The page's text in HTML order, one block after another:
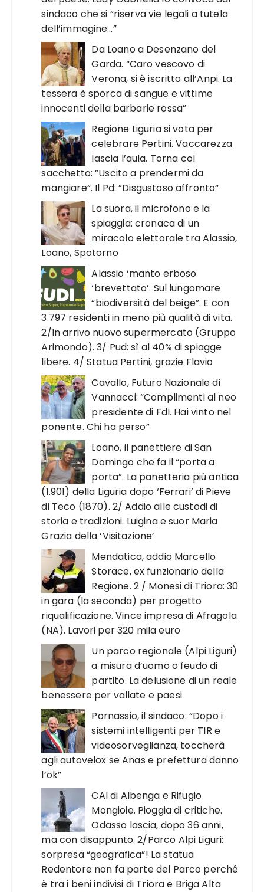
sindaco che si “riserva vie legali a tutela
dell’immagine…”
Da Loano a Desenzano del
Garda. “Caro vescovo di
Verona, si è iscritto all’Anpi. La
tessera è sporca di sangue e vittime
innocenti della barbarie rossa”
Regione Liguria si vota per
celebrare Pertini. Vaccarezza
lascia l’aula. Torna col
sacchetto: ”Uscito a prendermi da
mangiare“. Il Pd: ”Disgustoso affronto“
La suora, il microfono e la
spiaggia: cronaca di un
miracolo elettorale tra Alassio,
Loano, Spotorno
Alassio ‘manto erboso
‘brevettato’. Sul lungomare
“biodiversità del beige”. E con
3.797 residenti in meno più qualità di vita.
2/In arrivo nuovo supermercato (Gruppo
Arimondo). 3/ Pud: sì al 40% di spiagge
libere. 4/ Statua Pertini, grazie Flavio
Cavallo, Futuro Nazionale di
Vannacci: “Complimenti al neo
presidente di FdI. Hai vinto nel
ponente. Chi ha perso”
Loano, il panettiere di San
Domingo che fa il “porta a
porta”. La panetteria più antica
(1.901) della Liguria dopo ‘Ferrari’ di Pieve
di Teco (1870). 2/ Addio alle custodi di
storia e tradizioni. Luigina e suor Maria
Grazia della ‘Visitazione’
Mendatica, addio Marcello
Storace, ex funzionario della
Regione. 2 / Monesi di Triora: 30
in gara (la seconda) per progetto
riqualificazione. Vince impresa di Afragola
(NA). Lavori per 320 mila euro
Un parco regionale (Alpi Liguri)
a misura d’uomo o feudo di
partito. La delusione di un reale
benessere per vallate e paesi
Pornassio, il sindaco: “Dopo i
sistemi intelligenti per TIR e
videosorveglianza, toccherà
agli autovelox se Anas e prefettura danno
l’ok”
CAI di Albenga e Rifugio
Mongioie. Pioggia di critiche.
Odasso lascia, dopo 36 anni,
ma con disappunto. 2/Parco Alpi Liguri:
sorpresa “geografica”! La statua
Redentore non fa parte del Parco perché
è tra i beni indivisi di Triora e Briga Alta